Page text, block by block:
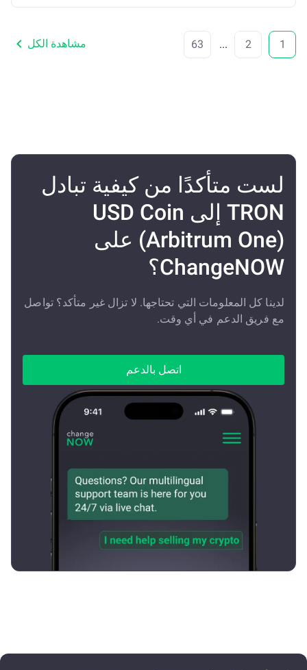
1
2
...
63 مشاهدة الكل
لست متأكدًا من كيفية تبادل
TRON إلى USD Coin
(Arbitrum One) على
ChangeNOW؟
لدينا كل المعلومات التي تحتاجها. لا تزال غير متأكد؟ تواصل
مع فريق الدعم في أي وقت.
اتصل بالدعم